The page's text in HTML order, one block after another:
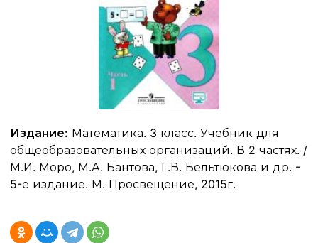
Издание: Математика. 3 класс. Учебник для
общеобразовательных организаций. В 2 частях. /
М.И. Моро, М.А. Бантова, Г.В. Бельтюкова и др. -
5-е издание. М. Просвещение, 2015г.